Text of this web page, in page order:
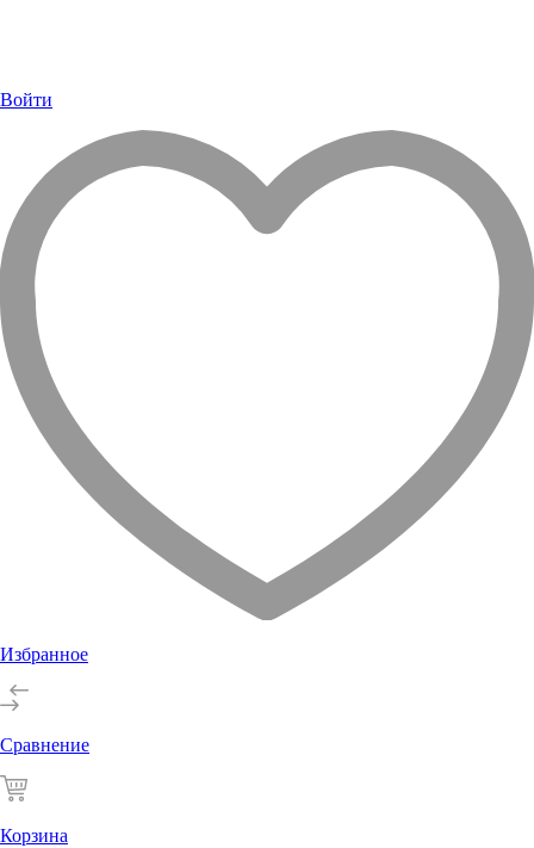
Войти
Избранное
Сравнение
Корзина